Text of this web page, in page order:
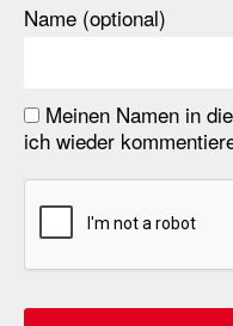
Name (optional)
Meinen Namen in
ich wieder